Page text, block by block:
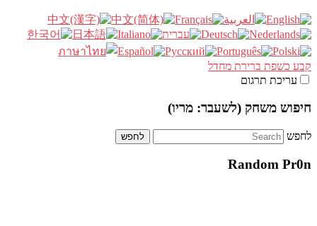
קבע כשפת ברירת מחדל
עריכת תרגום
חיפוש משחק (לשעבר: מריו)
לחפש
Random Pr0n